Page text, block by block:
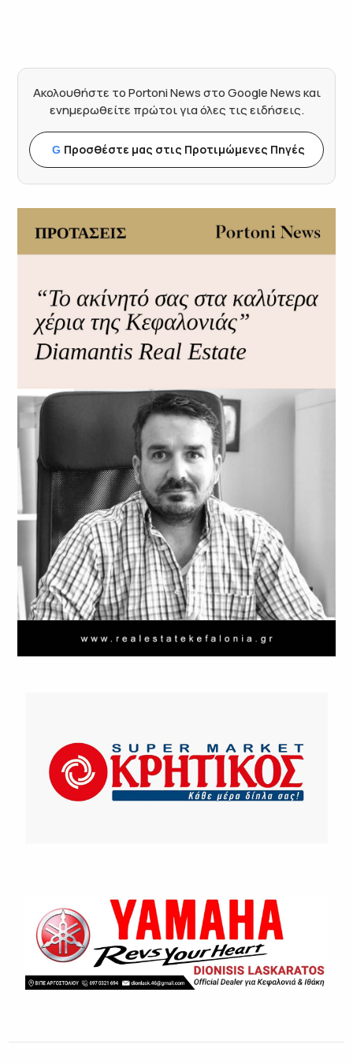
Ακολουθήστε το Portoni News στο Google News και
ενημερωθείτε πρώτοι για όλες τις ειδήσεις.
G Προσθέστε μας στις Προτιμώμενες Πηγές